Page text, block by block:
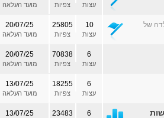
מועד העלאה צפיות עצות
של
20/07/25
מועד העלאה
25805
צפיות
10
עצות
20/07/25
מועד העלאה
70838
צפיות
6
עצות
13/07/25
מועד העלאה
18255
צפיות
6
עצות
13/07/25 23483 6